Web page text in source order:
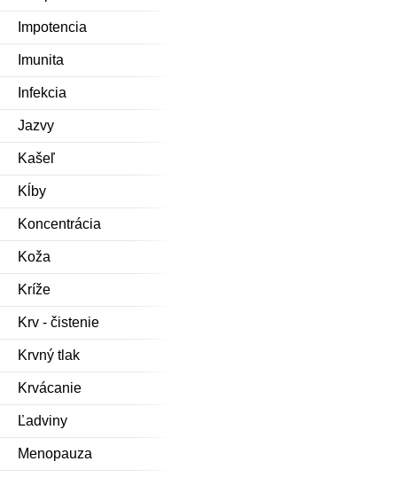
Impotencia
Imunita
Infekcia
Jazvy
Kašeľ
Kĺby
Koncentrácia
Koža
Kríže
Krv - čistenie
Krvný tlak
Krvácanie
Ľadviny
Menopauza